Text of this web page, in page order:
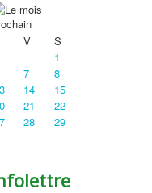
V
S
1
7
8
14
15
21
22
28
29